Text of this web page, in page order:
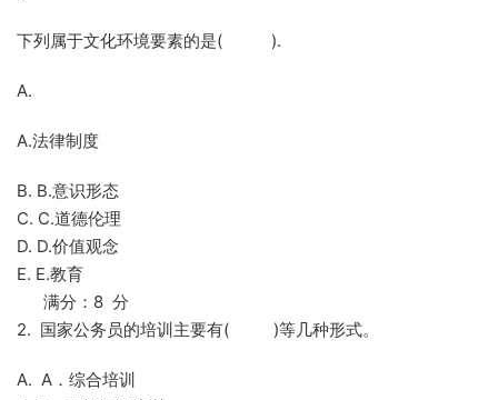
下列属于文化环境要素的是( ).
A.
A.法律制度
B. B.意识形态
C. C.道德伦理
D. D.价值观念
E. E.教育
满分：8 分
2. 国家公务员的培训主要有( )等几种形式。
A. A．综合培训